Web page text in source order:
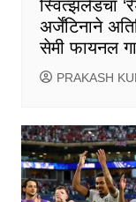
स्वित्झर्लंडचा
अर्जेंटिनाने
सेमी फायनल
PRAKASH